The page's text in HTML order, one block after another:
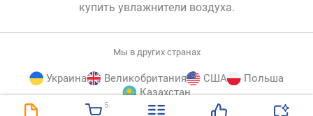
5
купить увлажнители воздуха.
Мы в других странах
Украина Великобритания США
Польша
Казахстан